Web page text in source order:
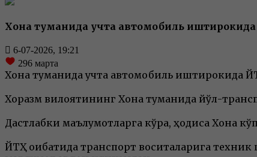
Хонқа туманида учта автомобиль
6-07-2026, 19:21
296 марта
Хонқа туманида учта автомобиль иштирокида
Хоразм вилоятининг Хонқа туманида йўл-
Дастлабки маълумотларга кўра, ҳодиса Хонқа
ЙТҲ оқибатида транспорт воситаларига